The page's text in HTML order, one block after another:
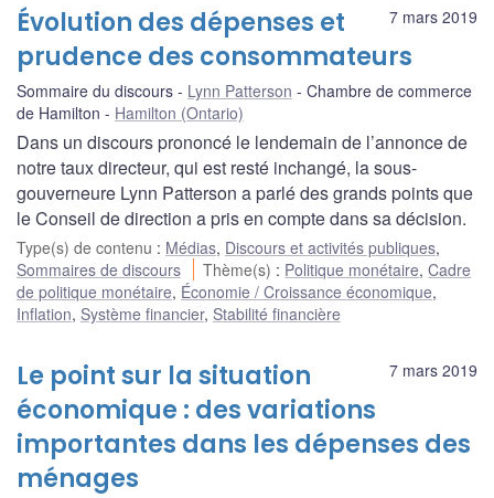
7 mars 2019
Évolution des dépenses et
prudence des consommateurs
Sommaire du discours Lynn Patterson
Chambre de commerce
de Hamilton
Hamilton (Ontario)
Dans un discours prononcé le lendemain de l’annonce de
notre taux directeur, qui est resté inchangé, la sous-
gouverneure Lynn Patterson a parlé des grands points que
le Conseil de direction a pris en compte dans sa décision.
Type(s) de contenu : Médias, Discours et activités publiques,
Sommaires de discours
Thème(s) : Politique monétaire,Cadre
de politique monétaire, Économie / Croissance économique,
Inflation, Système financier, Stabilité financière
7 mars 2019
Le point sur la situation
économique : des variations
importantes dans les dépenses des
ménages